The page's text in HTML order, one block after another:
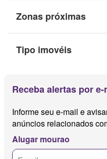
Zonas próximas
Tipo imovéis
Receba alertas por e-
Informe seu e-mail e
anúncios relacionados
Alugar mourao